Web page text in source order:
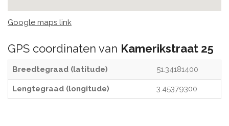
Google maps link
GPS coordinaten van Kamerikstraat 25
Breedtegraad (latitude) 51.34181400
Lengtegraad (longitude) 3.45379300